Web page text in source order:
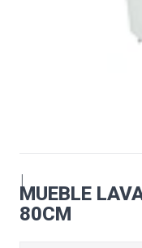
|
MUEBLE
80CM